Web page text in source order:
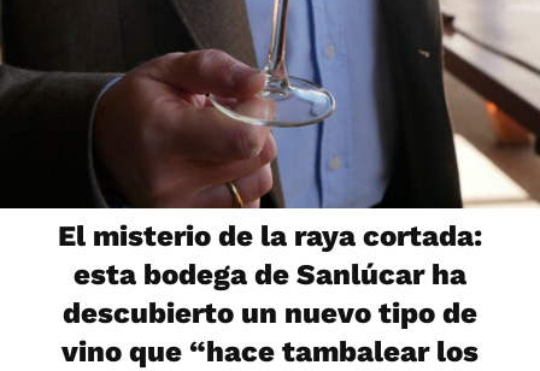
El misterio de la raya cortada:
esta bodega de Sanlúcar ha
descubierto un nuevo tipo de
vino que “hace tambalear los